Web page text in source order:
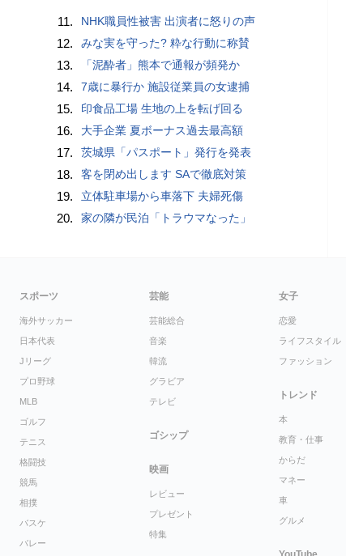
11. NHK職員性被害 出演者に怒りの声
12. みな実を守った? 粋な行動に称賛
13. 「泥酔者」熊本で通報が頻発か
14. 7歳に暴行か 施設従業員の女逮捕
15. 印食品工場 生地の上を転げ回る
16. 大手企業 夏ボーナス過去最高額
17. 茨城県「パスポート」発行を発表
18. 客を閉め出します SAで徹底対策
19. 立体駐車場から車落下 夫婦死傷
20. 家の隣が民泊「トラウマなった」
スポーツ
海外サッカー
日本代表
Jリーグ
プロ野球
MLB
ゴルフ
テニス
格闘技
競馬
相撲
バスケ
バレー
芸能
芸能総合
音楽
韓流
グラビア
テレビ
ゴシップ
映画
レビュー
プレゼント
特集
女子
恋愛
ライフスタイル
ファッション
トレンド
本
教育・仕事
からだ
マネー
車
グルメ